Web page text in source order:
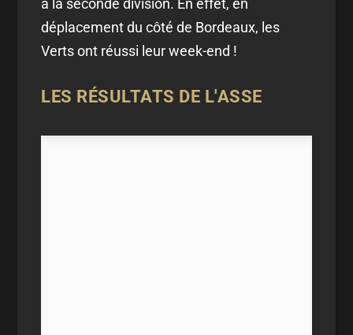
à la seconde division. En effet, en
déplacement du côté de Bordeaux, les
Verts ont réussi leur week-end !
LES RÉSULTATS DE L'ASSE